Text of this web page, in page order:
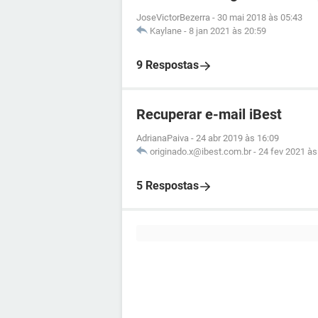
JoseVictorBezerra - 30 mai 2018 às 05:43
Kaylane - 8 jan 2021 às 20:59
9 Respostas
Recuperar e-mail iBest
AdrianaPaiva - 24 abr 2019 às 16:09
originado.x@ibest.com.br - 24 fev 2021
5 Respostas